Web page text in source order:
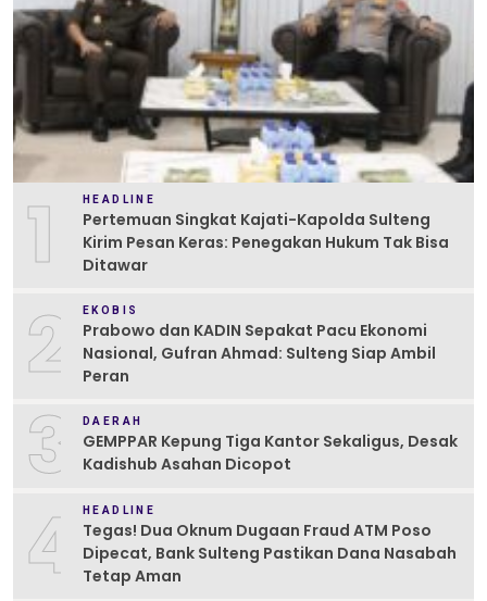
1 HEADLINE
Pertemuan Singkat Kajati-Kapolda Sulteng
Kirim Pesan Keras: Penegakan Hukum Tak Bisa
Ditawar
2 EKOBIS
Prabowo dan KADIN Sepakat Pacu Ekonomi
Nasional, Gufran Ahmad: Sulteng Siap Ambil
Peran
3 DAERAH
GEMPPAR Kepung Tiga Kantor Sekaligus, Desak
Kadishub Asahan Dicopot
4 HEADLINE
Tegas! Dua Oknum Dugaan Fraud ATM Poso
Dipecat, Bank Sulteng Pastikan Dana Nasabah
Tetap Aman